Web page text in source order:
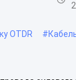
OTDR #